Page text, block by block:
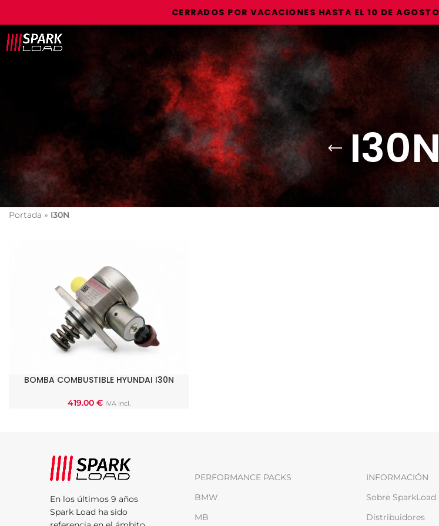
CERRADOS POR VACACIONES HASTA EL 10 DE AGOSTO
I30N
Portada » I30N
AÑADIR AL CARRITO
BOMBA COMBUSTIBLE HYUNDAI I30N
419.00 € IVA incl.
En los últimos 9 años
Spark Load ha sido
PERFORMANCE PACKS
BMW
MB
INFORMACIÓN
Sobre SparkLoad
Distribuidores